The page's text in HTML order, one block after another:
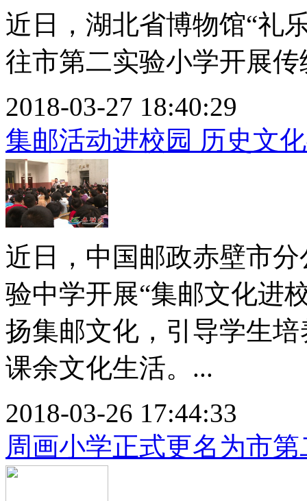
近日，湖北省博物馆“礼
往市第二实验小学开展
2018-03-27 18:40:29
集邮活动进校园 历史文
近日，中国邮政赤壁市
验中学开展“集邮文化进
扬集邮文化，引导学生
课余文化生活。...
2018-03-26 17:44:33
周画小学正式更名为市